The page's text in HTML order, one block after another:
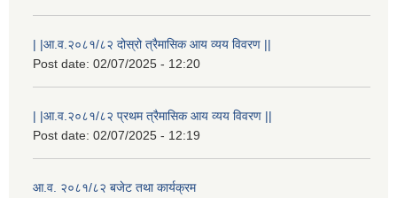
| |आ.व.२०८१/८२ दोस्रो त्रैमासिक आय व्यय विवरण ||
Post date: 02/07/2025 - 12:20
| |आ.व.२०८१/८२ प्रथम त्रैमासिक आय व्यय विवरण ||
Post date: 02/07/2025 - 12:19
आ.व. २०८१/८२ बजेट तथा कार्यक्रम